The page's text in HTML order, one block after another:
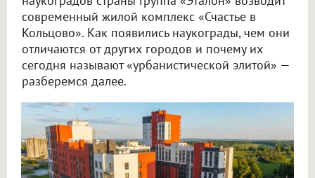
современный жилой комплекс «Счастье в
Кольцово». Как появились наукограды, чем они
отличаются от других городов и почему их
сегодня называют «урбанистической элитой» —
разберемся далее.